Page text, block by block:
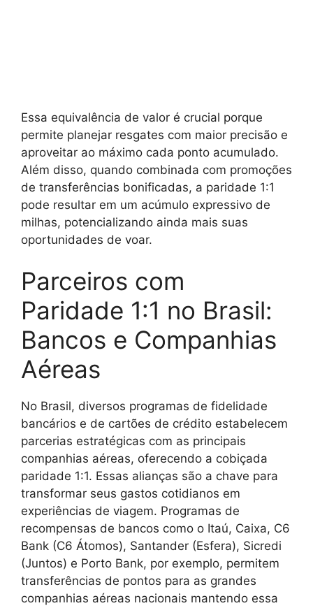
Essa equivalência de valor é crucial porque
permite planejar resgates com maior precisão e
aproveitar ao máximo cada ponto acumulado.
Além disso, quando combinada com promoções
de transferências bonificadas, a paridade 1:1
pode resultar em um acúmulo expressivo de
milhas, potencializando ainda mais suas
oportunidades de voar.
Parceiros com
Paridade 1:1 no Brasil:
Bancos e Companhias
Aéreas
No Brasil, diversos programas de fidelidade
bancários e de cartões de crédito estabelecem
parcerias estratégicas com as principais
companhias aéreas, oferecendo a cobiçada
paridade 1:1. Essas alianças são a chave para
transformar seus gastos cotidianos em
experiências de viagem. Programas de
recompensas de bancos como o Itaú, Caixa, C6
Bank (C6 Átomos), Santander (Esfera), Sicredi
(Juntos) e Porto Bank, por exemplo, permitem
transferências de pontos para as grandes
companhias aéreas nacionais mantendo essa